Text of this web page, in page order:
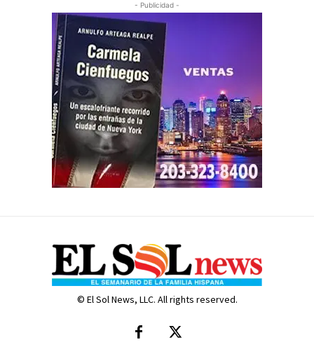
- Publicidad -
© El Sol News, LLC. All rights reserved.